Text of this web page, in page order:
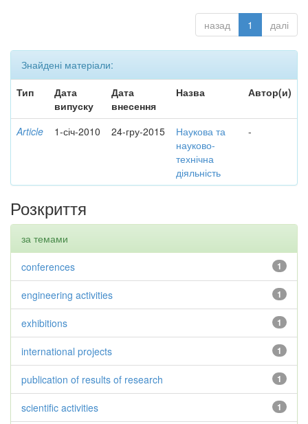
назад 1 далі
Знайдені матеріали:
Тип
Дата
випуску
Дата
внесення
Назва Автор(и)
Article 1-січ-2010 24-гру-2015
Наукова та
науково-
технічна
діяльність
-
Розкриття
за темами
1
conferences
1
engineering activities
1
exhibitions
1
international projects
1
publication of results of research
1
scientific activities